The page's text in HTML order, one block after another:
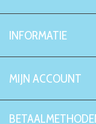
INFORMATIE
MIJN ACCOUNT